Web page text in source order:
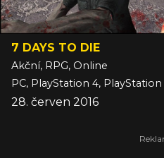
7 DAYS TO DIE
Akční, RPG, Online
PC, PlayStation 4,
28. červen 2016